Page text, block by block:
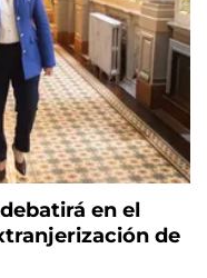
en el
de